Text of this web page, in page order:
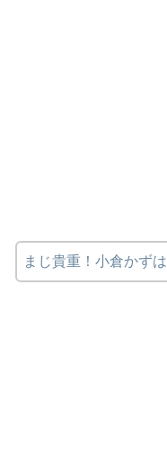
まじ貴重！小倉かず